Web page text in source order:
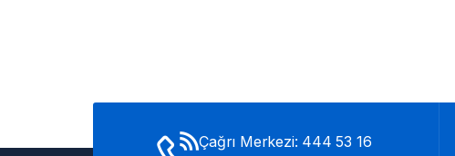
Çağrı Merkezi: 444 53 16